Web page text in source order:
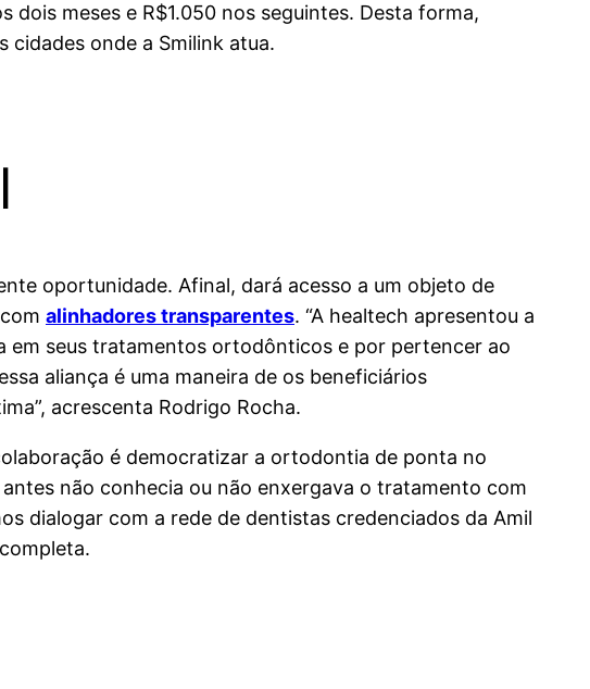
meses e R$1.050 nos seguintes. Desta forma,
cidades onde a Smilink atua.
oportunidade. Afinal, dará acesso a um objeto de
alinhadores transparentes. “A healtech apresentou a
em seus tratamentos ortodônticos e por pertencer ao
aliança é uma maneira de os beneficiários
acrescenta Rodrigo Rocha.
é democratizar a ortodontia de ponta no
não conhecia ou não enxergava o tratamento com
dialogar com a rede de dentistas credenciados da Amil